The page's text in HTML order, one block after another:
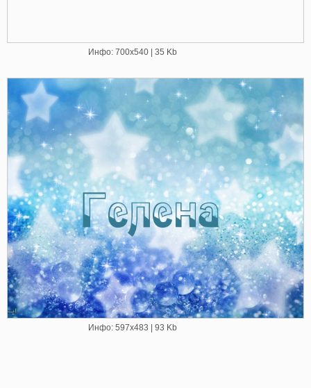
Инфо: 700х540 | 35 Kb
Инфо: 597х483 | 93 Kb